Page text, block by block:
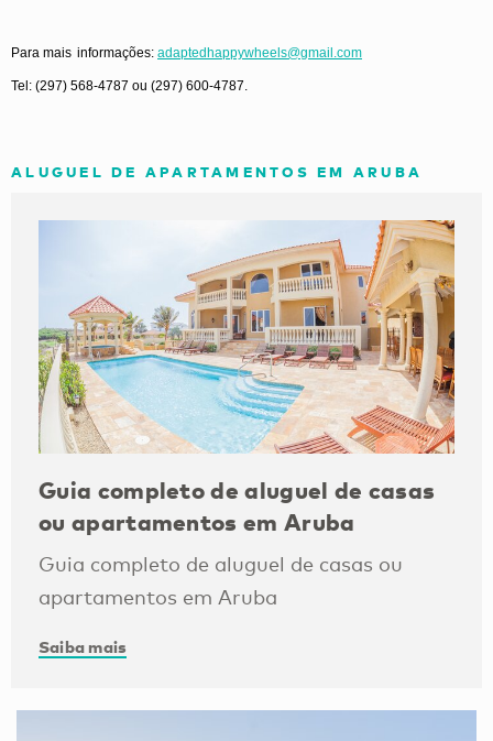
Para mais informações: adaptedhappywheels@gmail.com
Tel: (297) 568-4787 ou (297) 600-4787.
ALUGUEL DE APARTAMENTOS EM ARUBA
Guia completo de aluguel de casas
ou apartamentos em Aruba
Guia completo de aluguel de casas ou
apartamentos em Aruba
Saiba mais